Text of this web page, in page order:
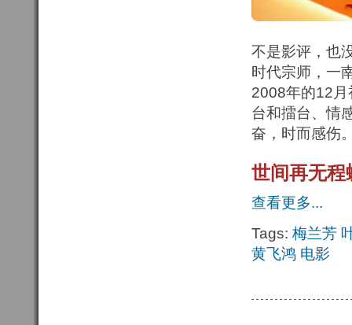
不是影评，也
时代宗师，一
2008年的12月
台和擂台、情
奋，时而感伤
世间再无
查看更多...
Tags: 梅兰芳
黄飞鸿 电影